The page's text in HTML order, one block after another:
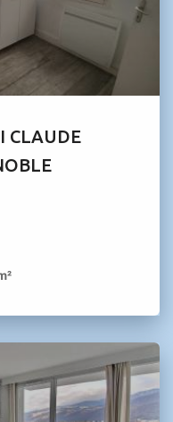
CLAUDE